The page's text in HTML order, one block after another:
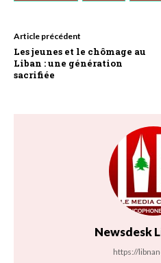
Article précédent
Les jeunes et le chômage au
Liban : une génération
sacrifiée
Newsdesk
https://